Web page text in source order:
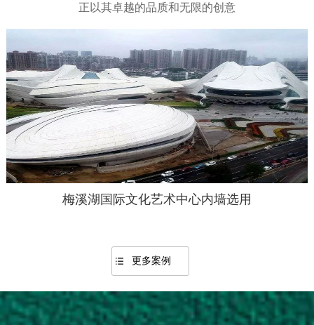
正以其卓越的品质和无限的创意
长沙金星老柴火饭店内外墙选用
更多案例